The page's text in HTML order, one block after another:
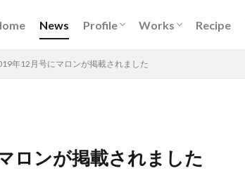
News Profile Works Recipe
年12月号にマロンが掲載されました
マロンが掲載されました